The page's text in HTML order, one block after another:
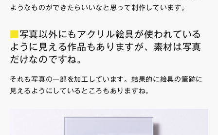
ようなものができたらいいなと思って制作しています。
写真以外にもアクリル絵具が使われている
ように見える作品もありますが、素材は写真
だけなのですね。
それも写真の一部を加工しています。結果的に絵具の筆跡に
見えるようにしているところもありますね。